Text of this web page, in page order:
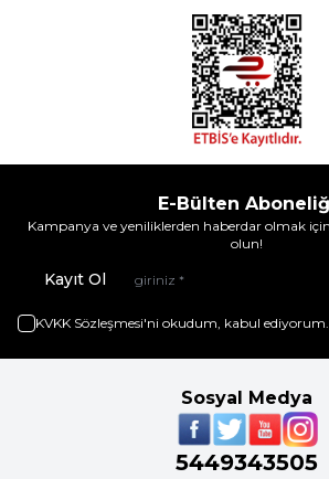
E-Bülten
Kampanya ve yeniliklerden haberdar olmak
olun!
Kayıt Ol
KVKK Sözleşmesi'ni okudum, kabul ediyorum.
Sosyal Medya
5449343505